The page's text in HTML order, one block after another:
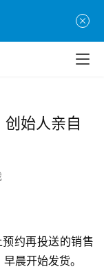
始人亲自
约再投送的销售
晨开始发货。